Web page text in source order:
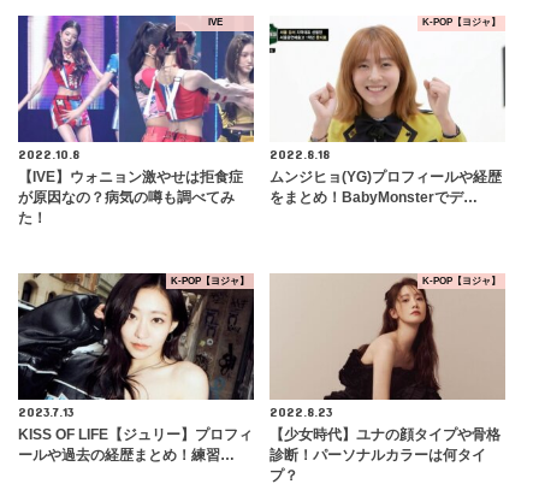
IVE
2022.10.8
【IVE】ウォニョン激やせは拒食症
が原因なの？病気の噂も調べてみ
た！
K-POP【ヨジャ】
2022.8.18
ムンジヒョ(YG)プロフィールや経歴
をまとめ！BabyMonsterでデ…
K-POP【ヨジャ】
2023.7.13
KISS OF LIFE【ジュリー】プロフィ
ールや過去の経歴まとめ！練習…
K-POP【ヨジャ】
2022.8.23
【少女時代】ユナの顔タイプや骨格
診断！パーソナルカラーは何タイ
プ？